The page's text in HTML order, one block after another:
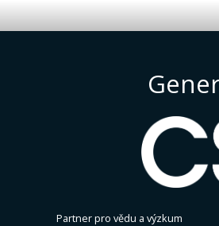
Partner pro vědu a výzkum